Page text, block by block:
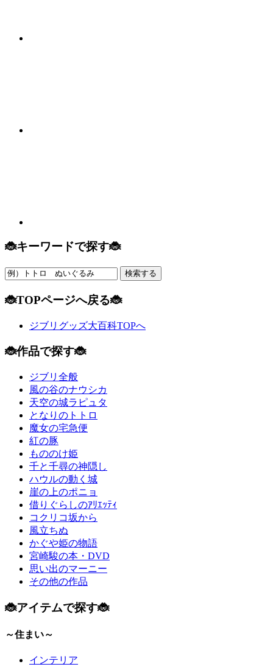
🐞キーワードで探す🐞
🐞TOPページへ戻る🐞
ジブリグッズ大百科TOPへ
🐞作品で探す🐞
ジブリ全般
風の谷のナウシカ
天空の城ラピュタ
となりのトトロ
魔女の宅急便
紅の豚
もののけ姫
千と千尋の神隠し
ハウルの動く城
崖の上のポニョ
借りぐらしのｱﾘｴｯﾃｨ
コクリコ坂から
風立ちぬ
かぐや姫の物語
宮崎駿の本・DVD
思い出のマーニー
その他の作品
🐞アイテムで探す🐞
～住まい～
インテリア